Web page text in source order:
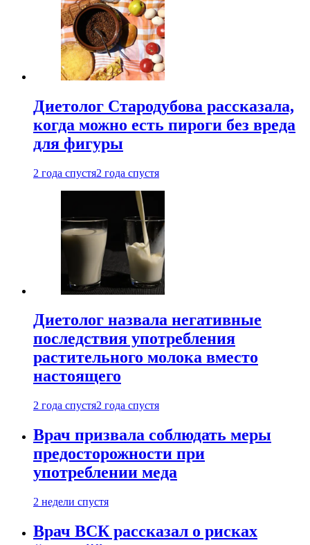
Диетолог Стародубова рассказала,
когда можно есть пироги без вреда
для фигуры
2 года спустя2 года спустя
Диетолог назвала негативные
последствия употребления
растительного молока вместо
настоящего
2 года спустя2 года спустя
Врач призвала соблюдать меры
предосторожности при
употреблении меда
2 недели спустя
Врач ВСК рассказал о рисках